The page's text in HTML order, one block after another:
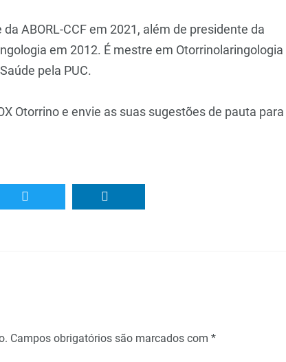
ABORL-CCF em 2021, além de presidente da
em 2012. É mestre em Otorrinolaringologia
pela PUC.
Otorrino e envie as suas sugestões de pauta para
Campos obrigatórios são marcados com *